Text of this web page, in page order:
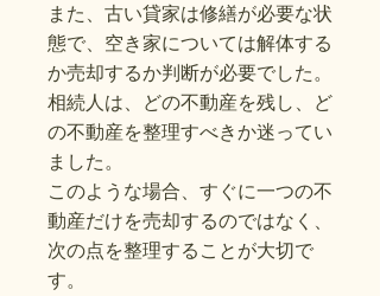
また、古い貸家は修繕が必要な状
態で、空き家については解体する
か売却するか判断が必要でした。
相続人は、どの不動産を残し、ど
の不動産を整理すべきか迷ってい
ました。
このような場合、すぐに一つの不
動産だけを売却するのではなく、
次の点を整理することが大切で
す。